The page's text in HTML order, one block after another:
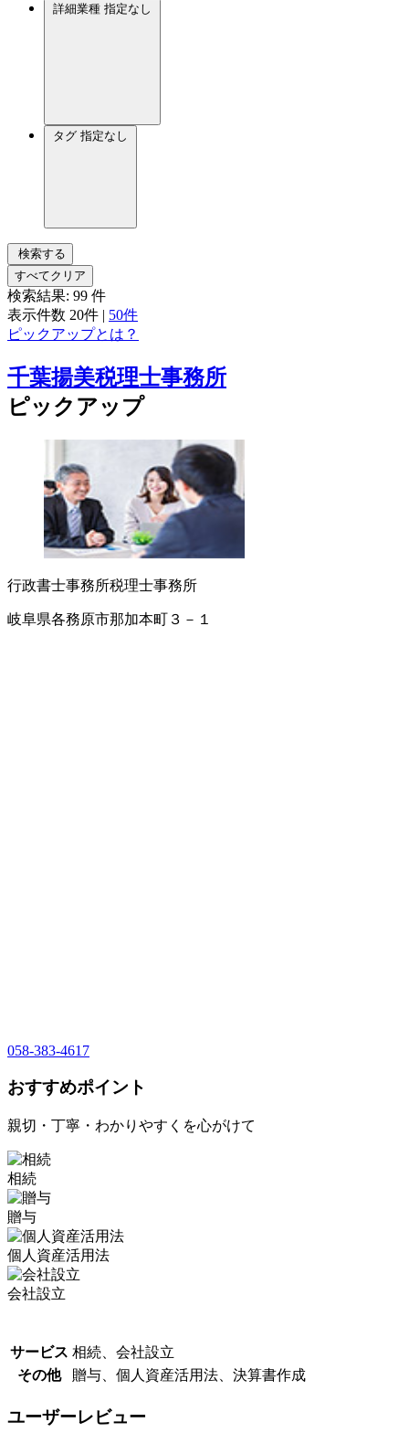
詳細業種 指定なし
タグ 指定なし
検索する
すべてクリア
検索結果: 99 件
表示件数 20件 | 50件
ピックアップとは？
千葉揚美税理士事務所
ピックアップ
行政書士事務所税理士事務所
岐阜県各務原市那加本町３－１
058-383-4617
おすすめポイント
親切・丁寧・わかりやすくを心がけて
相続
贈与
個人資産活用法
会社設立
サービス 相続、会社設立
その他
贈与、個人資産活用法、決算書作成
ユーザーレビュー